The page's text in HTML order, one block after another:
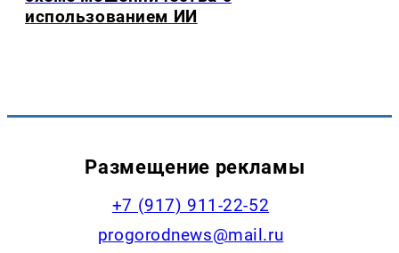
использованием ИИ
Размещение рекламы
+7 (917) 911-22-52
progorodnews@mail.ru